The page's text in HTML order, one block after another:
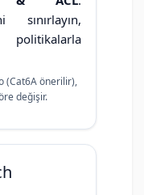
sınırlayın,
politikalarla
(Cat6A önerilir),
değişir.